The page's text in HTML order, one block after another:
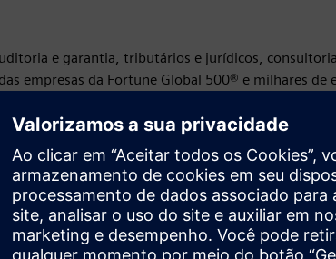
e garantia, tributários e jurídicos,
empresas da Fortune Global 500® e milhares de
e duradouros que ajudam a reforçar a
transformem e prosperem e abram o caminho em
mundo sustentável. Com base em seus mais de